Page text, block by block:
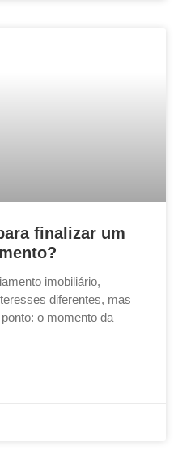
finalizar um
imobiliário,
diferentes, mas
o momento da